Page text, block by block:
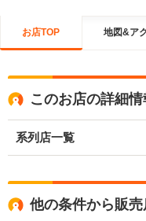
お店TOP 地図&ア
このお店の詳細情
系列店一覧
他の条件から販